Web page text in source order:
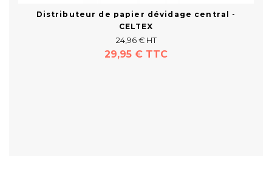
Distributeur de papier dévidage central -
CELTEX
24,96 € HT
29,95 € TTC